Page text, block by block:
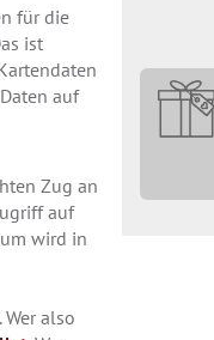
für die
ist
auf
Zug an
auf
wird in
also